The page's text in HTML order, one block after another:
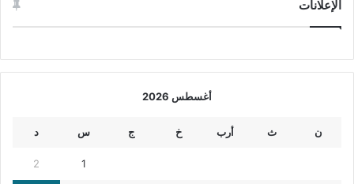
الإعلانات
أغسطس 2026
ن ث أرب خ ج س د
1
2